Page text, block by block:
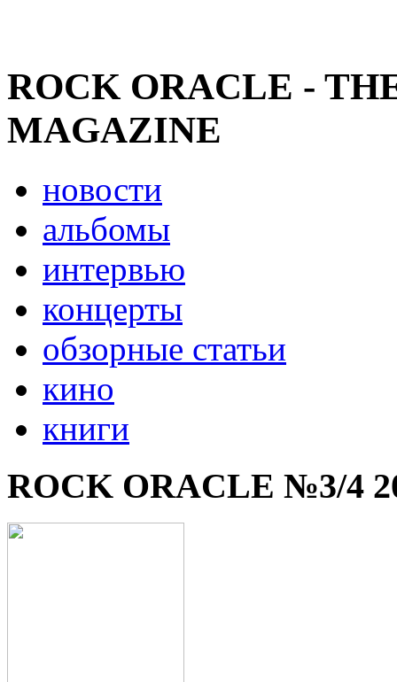
ROCK ORACLE -
MAGAZINE
новости
альбомы
интервью
концерты
обзорные статьи
кино
книги
ROCK ORACLE №3/4